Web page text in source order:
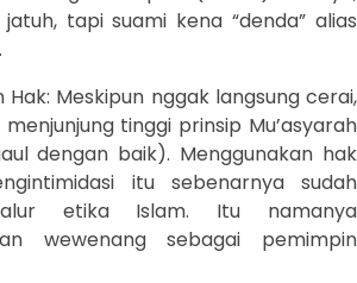
tapi suami kena “denda” alias
Hak: Meskipun nggak langsung cerai,
tinggi prinsip Mu’asyarah
dengan baik). Menggunakan hak
itu sebenarnya sudah
etika Islam. Itu namanya
wewenang sebagai pemimpin